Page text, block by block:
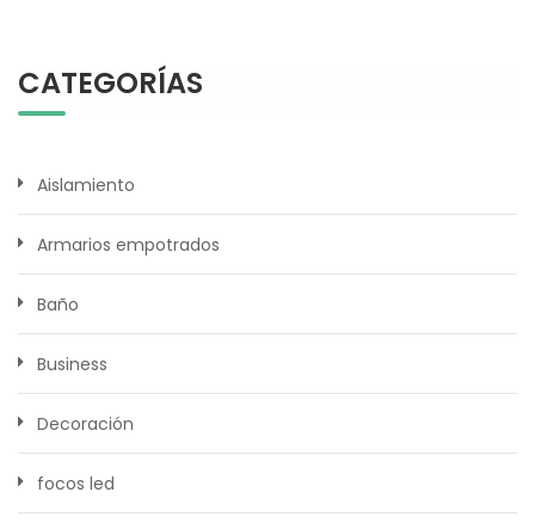
CATEGORÍAS
Aislamiento
Armarios empotrados
Baño
Business
Decoración
focos led